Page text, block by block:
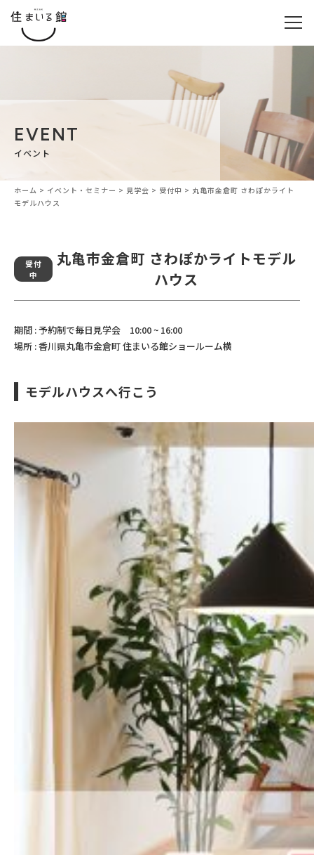
EVENT
イベント
ホーム > イベント・セミナー > 見学会 > 受付中 > 丸亀市金倉町 さわぽかライト
モデルハウス
受付
中
丸亀市金倉町 さわぽかライトモデル
ハウス
期間 : 予約制で毎日見学会 10:00 ~ 16:00
場所 : 香川県丸亀市金倉町 住まいる館ショールーム横
モデルハウスへ行こう